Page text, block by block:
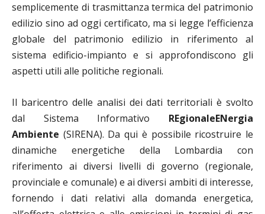
semplicemente di trasmittanza termica del patrimonio
edilizio sino ad oggi certificato, ma si legge l’efficienza
globale del patrimonio edilizio in riferimento al
sistema edificio-impianto e si approfondiscono gli
aspetti utili alle politiche regionali.
Il baricentro delle analisi dei dati territoriali è svolto
dal Sistema Informativo REgionaleENergia
Ambiente (SIRENA). Da qui è possibile ricostruire le
dinamiche energetiche della Lombardia con
riferimento ai diversi livelli di governo (regionale,
provinciale e comunale) e ai diversi ambiti di interesse,
fornendo i dati relativi alla domanda energetica,